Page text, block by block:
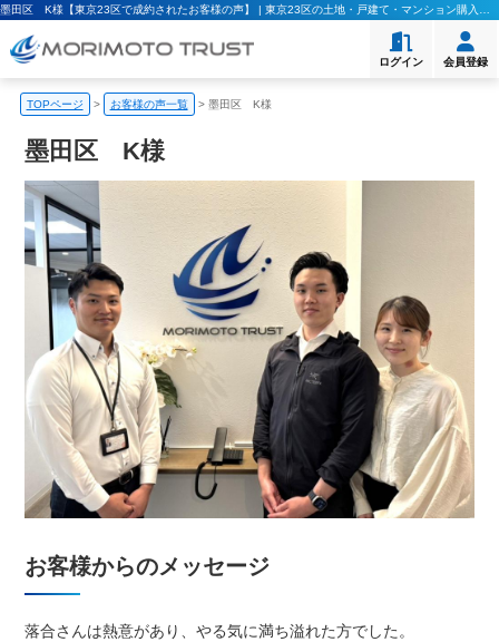
ログイン 会員登録
TOPページ > お客様の声一覧 > 墨田区 K様
墨田区 K様
お客様からのメッセージ
落合さんは熱意があり、やる気に満ち溢れた方でした。